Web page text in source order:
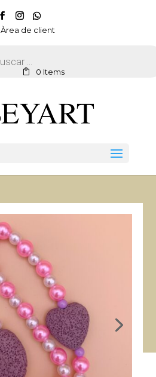
Àrea de client
0 Items